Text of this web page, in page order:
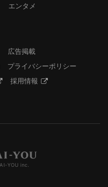
エンタメ
広告掲載
プライバシーポリシー
採用情報
YOU inc.